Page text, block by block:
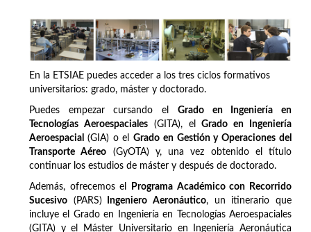
En la ETSIAE puedes acceder a los tres ciclos formativos
universitarios: grado, máster y doctorado.
Puedes empezar cursando el Grado en Ingeniería en
Tecnologías Aeroespaciales(GITA), elGrado en Ingeniería
Aeroespacial (GIA) o elGrado en Gestión y Operaciones del
Transporte Aéreo (GyOTA) y, una vez obtenido el título
continuar los estudios de máster y después de doctorado.
Además, ofrecemos el
Programa Académico con Recorrido
Sucesivo (PARS) Ingeniero Aeronáutico, un itinerario que
incluye el Grado en Ingeniería en Tecnologías Aeroespaciales
(GITA) y el Máster Universitario en Ingeniería Aeronáutica